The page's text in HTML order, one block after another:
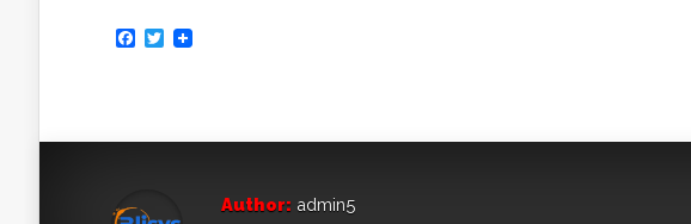
Facebook
Twitter
Author: admin5